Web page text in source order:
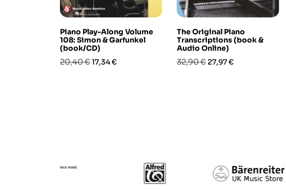
Piano Play-Along Volume
108: Simon & Garfunkel
(book/CD)
Prezzo
20,40 €Prezzo
17,34 €
The Original Piano
Transcriptions (book &
Audio Online)
Prezzo
32,90 € Prezzo
27,97 €